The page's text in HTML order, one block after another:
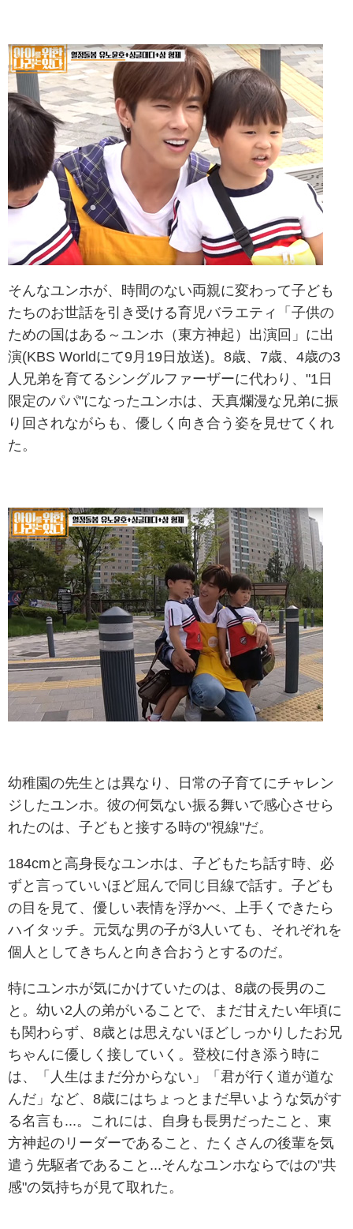
そんなユンホが、時間のない両親に変わって子ども
たちのお世話を引き受ける育児バラエティ「子供の
ための国はある～ユンホ（東方神起）出演回」に出
演(KBS Worldにて9月19日放送)。8歳、7歳、4歳の3
人兄弟を育てるシングルファーザーに代わり、"1日
限定のパパ"になったユンホは、天真爛漫な兄弟に振
り回されながらも、優しく向き合う姿を見せてくれ
た。
幼稚園の先生とは異なり、日常の子育てにチャレン
ジしたユンホ。彼の何気ない振る舞いで感心させら
れたのは、子どもと接する時の"視線"だ。
184cmと高身長なユンホは、子どもたち話す時、必
ずと言っていいほど屈んで同じ目線で話す。子ども
の目を見て、優しい表情を浮かべ、上手くできたら
ハイタッチ。元気な男の子が3人いても、それぞれを
個人としてきちんと向き合おうとするのだ。
特にユンホが気にかけていたのは、8歳の長男のこ
と。幼い2人の弟がいることで、まだ甘えたい年頃に
も関わらず、8歳とは思えないほどしっかりしたお兄
ちゃんに優しく接していく。登校に付き添う時に
は、「人生はまだ分からない」「君が行く道が道な
んだ」など、8歳にはちょっとまだ早いような気がす
る名言も...。これには、自身も長男だったこと、東
方神起のリーダーであること、たくさんの後輩を気
遣う先駆者であること...そんなユンホならではの"共
感"の気持ちが見て取れた。